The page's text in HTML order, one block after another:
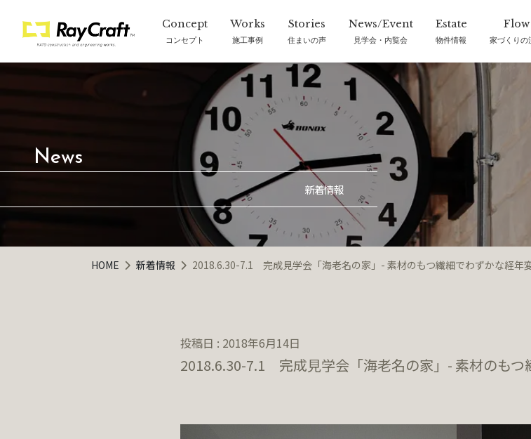
コンセプト 施工事例 住まいの声 見学会・内覧会 物件情報 家づくりの
新着情報
HOME 新着情報 2018.6.30-7.1 完成見学会「海老名の家」- 素材のもつ繊細でわずかな経年
投稿日 : 2018年6月14日
2018.6.30-7.1 完成見学会「海老名の家」- 素材のもつ